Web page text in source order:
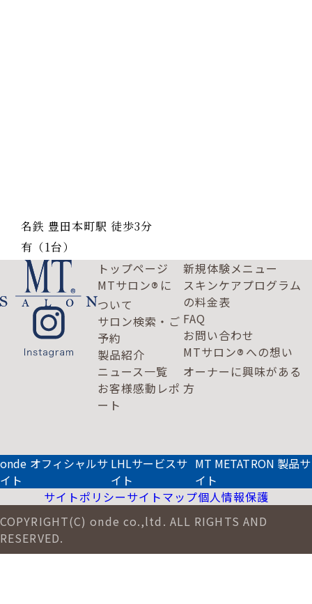
名鉄 豊田本町駅 徒歩3分
有（1台）
トップページ
MTサロン® に
ついて
サロン検索・ご
予約
製品紹介
ニュース一覧
お客様感動レポ
ート
新規体験メニュー
スキンケアプログラム
の料金表
FAQ
お問い合わせ
MTサロン® への想い
オーナーに興味がある
方
onde オフィシャルサ
イト
LHLサービスサ
イト
MT METATRON 製品サ
イト
サイトポリシーサイトマップ個人情報保護
COPYRIGHT(C) onde co.,ltd. ALL RIGHTS AND
RESERVED.